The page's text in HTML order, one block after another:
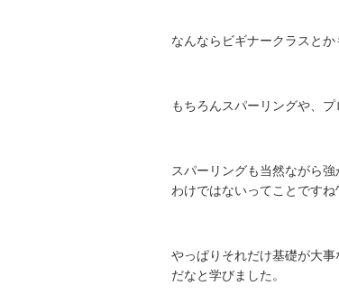
なんならビギナークラスとか
もちろんスパーリングや、プ
スパーリングも当然ながら
わけではないってことですね
やっぱりそれだけ基礎が大
だなと学びました。